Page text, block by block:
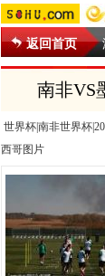
返回首页
南非VS
世界杯|南非世界杯
西哥图片